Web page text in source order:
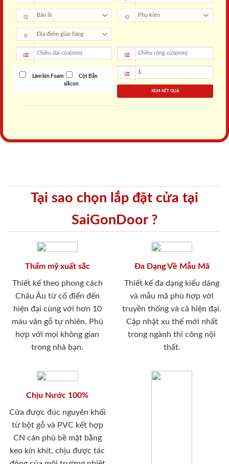
Làm kín Foam
Cột Bắn
silicon
XEM KẾT QUẢ
Tại sao chọn lắp đặt cửa tại
SaiGonDoor ?
Thẩm mỹ xuất sắc
Thiết kế theo phong cách
Châu Âu từ cổ điển đến
hiện đại cùng với hơn 10
màu vân gỗ tự nhiên. Phù
hợp với mọi không gian
trong nhà bạn.
Đa Dạng Về Mẫu Mã
Thiết kế đa dạng kiểu dáng
và mẫu mã phù hợp với
truyền thống và cả hiện đại.
Cập nhật xu thế mới nhất
trong ngành thi công nội
thất.
Chịu Nước 100%
Cửa được đúc nguyên khối
từ bột gỗ và PVC kết hợp
CN cán phủ bề mặt bằng
keo kín khít, chịu được tác